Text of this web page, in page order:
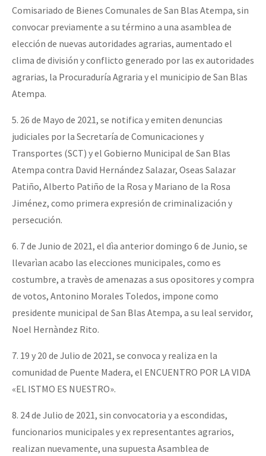
Comisariado de Bienes Comunales de San Blas Atempa, sin
convocar previamente a su término a una asamblea de
elección de nuevas autoridades agrarias, aumentado el
clima de división y conflicto generado por las ex autoridades
agrarias, la Procuraduría Agraria y el municipio de San Blas
Atempa.
5. 26 de Mayo de 2021, se notifica y emiten denuncias
judiciales por la Secretaría de Comunicaciones y
Transportes (SCT) y el Gobierno Municipal de San Blas
Atempa contra David Hernández Salazar, Oseas Salazar
Patiño, Alberto Patiño de la Rosa y Mariano de la Rosa
Jiménez, como primera expresión de criminalización y
persecución.
6. 7 de Junio de 2021, el dìa anterior domingo 6 de Junio, se
llevarìan acabo las elecciones municipales, como es
costumbre, a travès de amenazas a sus opositores y compra
de votos, Antonino Morales Toledos, impone como
presidente municipal de San Blas Atempa, a su leal servidor,
Noel Hernàndez Rito.
7. 19 y 20 de Julio de 2021, se convoca y realiza en la
comunidad de Puente Madera, el ENCUENTRO POR LA VIDA
«EL ISTMO ES NUESTRO».
8. 24 de Julio de 2021, sin convocatoria y a escondidas,
funcionarios municipales y ex representantes agrarios,
realizan nuevamente, una supuesta Asamblea de